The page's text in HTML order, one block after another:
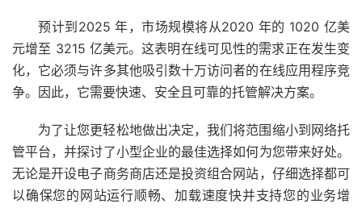
预计到2025 年， 市场规模将从2020 年的 1020 亿美
元增至 3215 亿美元。这表明在线可见性的需求正在发生变
化，它必须与许多其他吸引数十万访问者的在线应用程序竞
争。因此，它需要快速、安全且可靠的托管解决方案。
为了让您更轻松地做出决定，我们将范围缩小到网络托
管平台，并探讨了小型企业的最佳选择如何为您带来好处。
无论是开设电子商务商店还是投资组合网站，仔细选择都可
以确保您的网站运行顺畅、加载速度快并支持您的业务增